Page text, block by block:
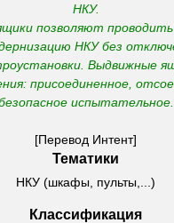
НКУ.
позволяют проводить
НКУ без
Выдвижные
присоединенное,
испытательное.
[Перевод Интент]
Тематики
НКУ (шкафы, пульты,...)
Классификация